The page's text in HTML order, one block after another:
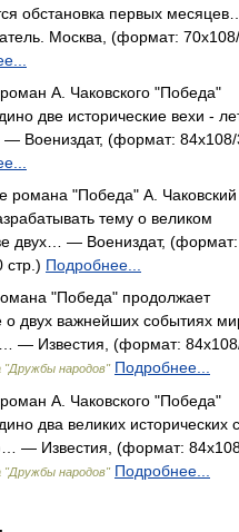
обстановка первых
Москва, (формат:
А. Чаковского "Победа"
две исторические вехи -
— Воениздат, (формат:
романа "Победа" А. Чаковский
тему о великом
двух… — Воениздат, (формат:
стр.) Подробнее...
"Победа" продолжает
о двух важнейших событиях
— Известия, (формат:
"Дружбы народов" Подробнее...
А. Чаковского "Победа"
два великих исторических
— Известия, (формат:
"Дружбы народов" Подробнее...